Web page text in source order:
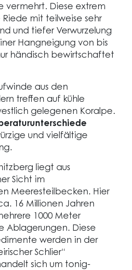
vermehrt. Diese extrem
mit teilweise sehr
und tiefer Verwurzelung
Hangneigung von bis
händisch bewirtschaftet
aus den
treffen auf kühle
gelegenen Koralpe.
und vielfältige
liegt aus
Sicht im
Meeresteilbecken. Hier
16 Millionen Jahren
1000 Meter
Ablagerungen. Diese
werden in der
Schlier“
sich um tonig-